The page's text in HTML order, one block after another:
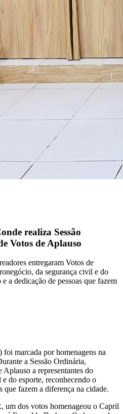
realiza Sessão
Votos de Aplauso
entregaram Votos de
da segurança civil e do
a dedicação de pessoas que fazem
foi marcada por homenagens na
a Sessão Ordinária,
Aplauso a representantes do
do esporte, reconhecendo o
que fazem a diferença na cidade.
um dos votos homenageou o Capril